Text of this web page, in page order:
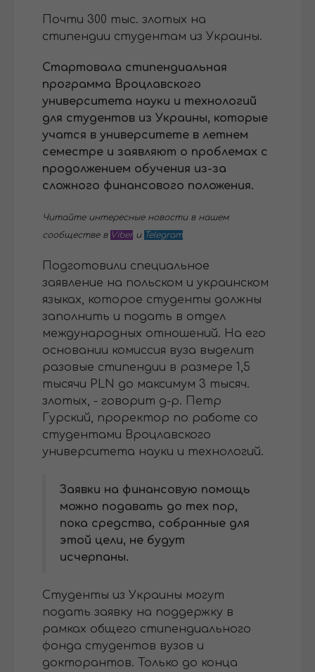
Почти 300 тыс. злотых на
стипендии студентам из Украины.
Стартовала стипендиальная
программа Вроцлавского
университета науки и технологий
для студентов из Украины, которые
учатся в университете в летнем
семестре и заявляют о проблемах с
продолжением обучения из-за
сложного финансового положения.
Читайте интересные новости в нашем
сообществе в Viber и Telegram
Подготовили специальное
заявление на польском и украинском
языках, которое студенты должны
заполнить и подать в отдел
международных отношений. На его
основании комиссия вуза выделит
разовые стипендии в размере 1,5
тысячи PLN до максимум 3 тысяч.
злотых, - говорит д-р. Петр
Гурский, проректор по работе со
студентами Вроцлавского
университета науки и технологий.
Заявки на финансовую помощь
можно подавать до тех пор,
пока средства, собранные для
этой цели, не будут
исчерпаны.
Студенты из Украины могут
подать заявку на поддержку в
рамках общего стипендиального
фонда студентов вузов и
докторантов. Только до конца